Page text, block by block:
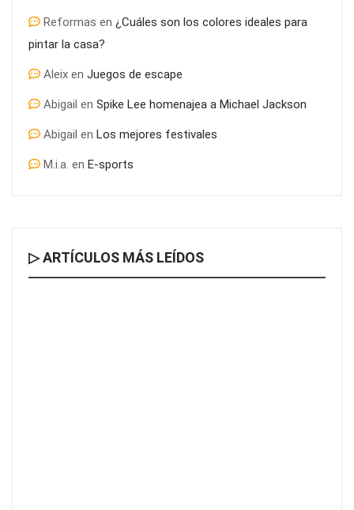
Reformas en ¿Cuáles son los colores ideales para
pintar la casa?
Aleix en Juegos de escape
Abigail en Spike Lee homenajea a Michael Jackson
Abigail en Los mejores festivales
M.i.a. en E-sports
▷ ARTÍCULOS MÁS LEÍDOS